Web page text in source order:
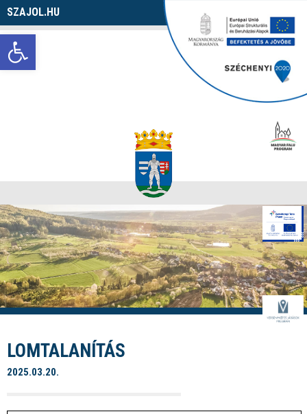
Eszköztár megnyitása
SZAJOL.HU
LOMTALANÍTÁS
2025.03.20.